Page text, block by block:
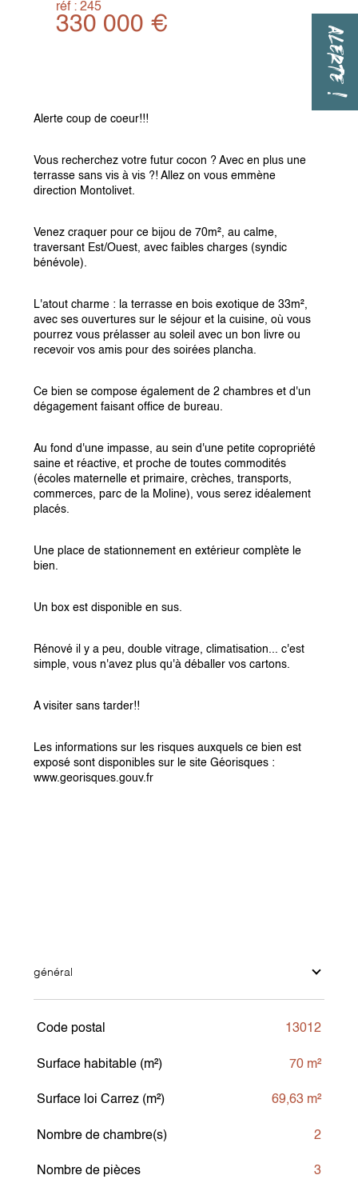
ALERTE !
réf : 245
330 000 €
Alerte coup de coeur!!!
Vous recherchez votre futur cocon ? Avec en plus une
terrasse sans vis à vis ?! Allez on vous emmène
direction Montolivet.
Venez craquer pour ce bijou de 70m², au calme,
traversant Est/Ouest, avec faibles charges (syndic
bénévole).
L'atout charme : la terrasse en bois exotique de 33m²,
avec ses ouvertures sur le séjour et la cuisine, où vous
pourrez vous prélasser au soleil avec un bon livre ou
recevoir vos amis pour des soirées plancha.
Ce bien se compose également de 2 chambres et d'un
dégagement faisant office de bureau.
Au fond d'une impasse, au sein d'une petite copropriété
saine et réactive, et proche de toutes commodités
(écoles maternelle et primaire, crèches, transports,
commerces, parc de la Moline), vous serez idéalement
placés.
Une place de stationnement en extérieur complète le
bien.
Un box est disponible en sus.
Rénové il y a peu, double vitrage, climatisation... c'est
simple, vous n'avez plus qu'à déballer vos cartons.
A visiter sans tarder!!
Les informations sur les risques auxquels ce bien est
exposé sont disponibles sur le site Géorisques :
www.georisques.gouv.fr
général
TRAD_SIROCCO_Caracteristique
Code postal 13012
Surface habitable (m²) 70 m²
Surface loi Carrez (m²) 69,63 m²
Nombre de chambre(s) 2
Nombre de pièces 3